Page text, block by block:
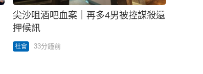
尖沙咀酒吧血案｜再多4男被控謀殺還
押候訊
社會 33分鐘前